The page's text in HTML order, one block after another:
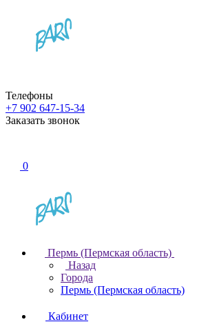
Телефоны
+7 902 647-15-34
Заказать звонок
0
Пермь (Пермская область)
Назад
Города
Пермь (Пермская область)
Кабинет